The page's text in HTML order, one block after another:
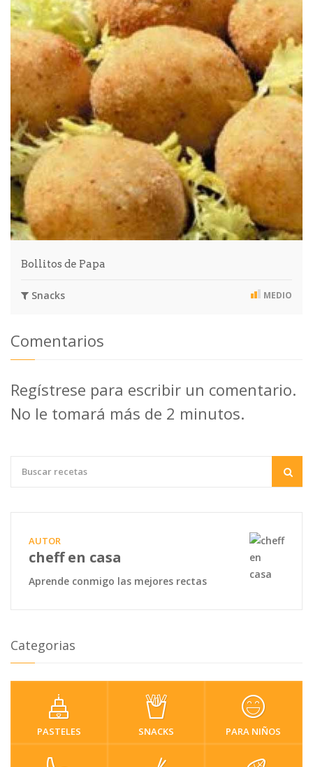
Bollitos de Papa
Snacks MEDIO
Comentarios
Regístrese para escribir un comentario.
No le tomará más de 2 minutos.
AUTOR
cheff en casa
Aprende conmigo las mejores rectas
Categorias
PASTELES SNACKS PARA NIÑOS